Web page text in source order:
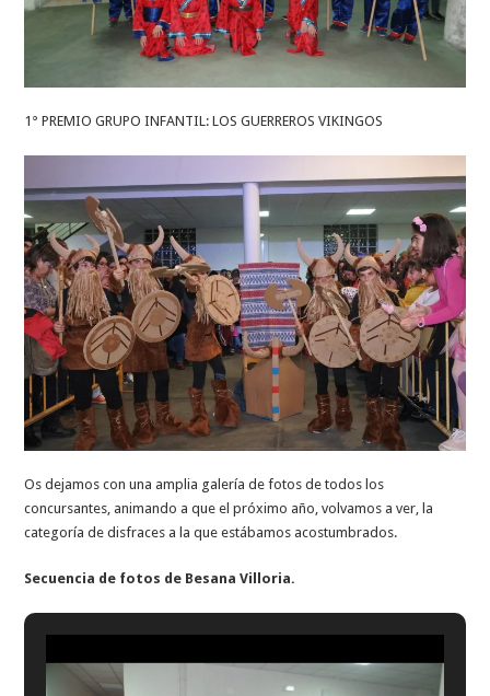
1° PREMIO GRUPO INFANTIL: LOS GUERREROS VIKINGOS
Os dejamos con una amplia galería de fotos de todos los
concursantes, animando a que el próximo año, volvamos a ver, la
categoría de disfraces a la que estábamos acostumbrados.
Secuencia de fotos de Besana Villoria.